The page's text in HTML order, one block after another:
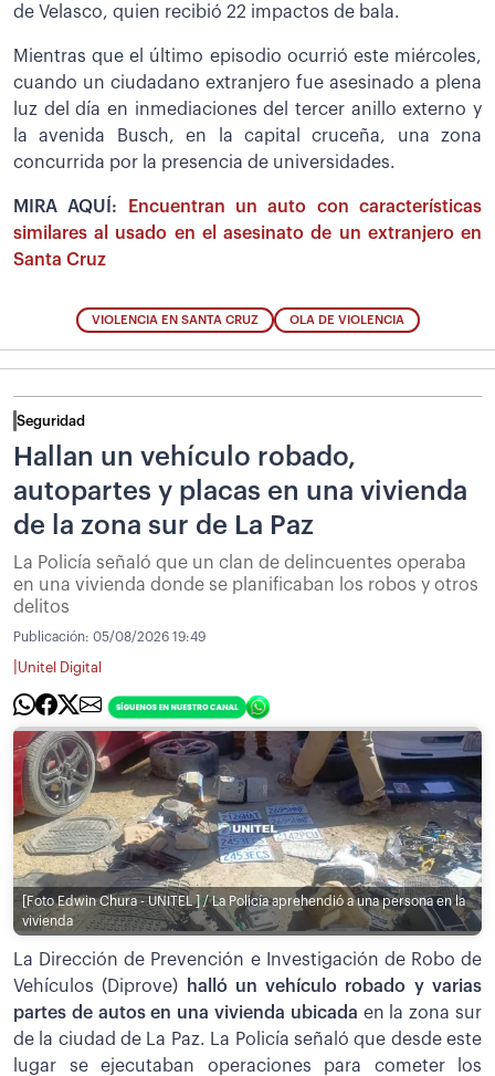
de Velasco, quien recibió 22 impactos de bala.
Mientras que el último episodio ocurrió este miércoles,
cuando un ciudadano extranjero fue asesinado a plena
luz del día en inmediaciones del tercer anillo externo y
la avenida Busch, en la capital cruceña, una zona
concurrida por la presencia de universidades.
MIRA AQUÍ:
Encuentran un auto con características
similares al usado en el asesinato de un extranjero en
Santa Cruz
VIOLENCIA EN SANTA CRUZ OLA DE VIOLENCIA
Seguridad
Hallan un vehículo robado,
autopartes y placas en una vivienda
de la zona sur de La Paz
La Policía señaló que un clan de delincuentes operaba
en una vivienda donde se planificaban los robos y otros
delitos
Publicación: 05/08/2026 19:49
Unitel Digital
[Foto Edwin Chura - UNITEL ] / La Policía aprehendió a una persona en la
vivienda
La Dirección de Prevención e Investigación de Robo de
Vehículos (Diprove) halló un vehículo robado y varias
partes de autos en una vivienda ubicada en la zona sur
de la ciudad de La Paz. La Policía señaló que desde este
lugar se ejecutaban operaciones para cometer los